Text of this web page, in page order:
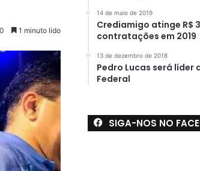
0 1 minuto lido
14 de maio de 2019
Crediamigo atinge R$
contratações em 2019
13 de dezembro de 2018
Pedro Lucas será líder
Federal
SIGA-NOS NO